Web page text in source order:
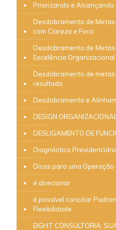
Priorizando e
Desdobramento de
com Clareza e Foco
Desdobramento de
Excelência Organizacional
Desdobramento de
resultado
Desdobramento e
DESIGN
DESLIGAMENTO DE
Diagnóstico
Dicas para uma
é direcionar
é possível conciliar
Flexibilidade
EIGHT CONSULTORIA: